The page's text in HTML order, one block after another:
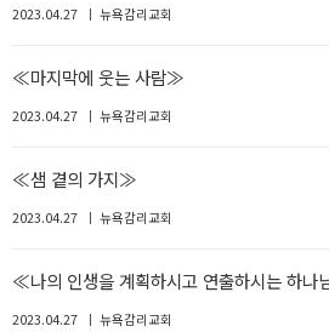
2023.04.27 뉴욕감리교회
≪마지막에 웃는 사람≫
2023.04.27 뉴욕감리교회
≪샘 곁의 가지≫
2023.04.27 뉴욕감리교회
≪나의 인생을 계획하시고 연출하시는 하
2023.04.27 뉴욕감리교회